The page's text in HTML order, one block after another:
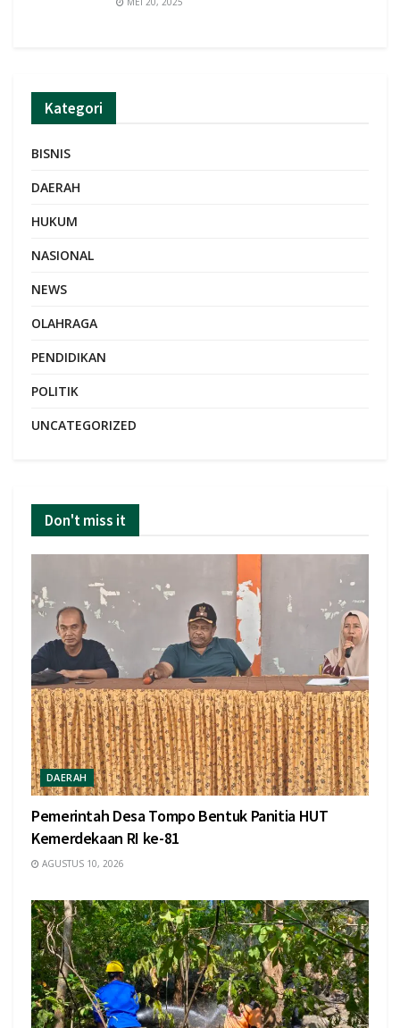
Kategori
BISNIS
DAERAH
HUKUM
NASIONAL
NEWS
OLAHRAGA
PENDIDIKAN
POLITIK
UNCATEGORIZED
Don't miss it
DAERAH
Pemerintah Desa Tompo Bentuk Panitia HUT
Kemerdekaan RI ke-81
AGUSTUS 10, 2026